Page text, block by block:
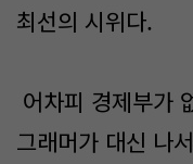
최선의 시위다.
어차피 경제부가
그래머가 대신 나